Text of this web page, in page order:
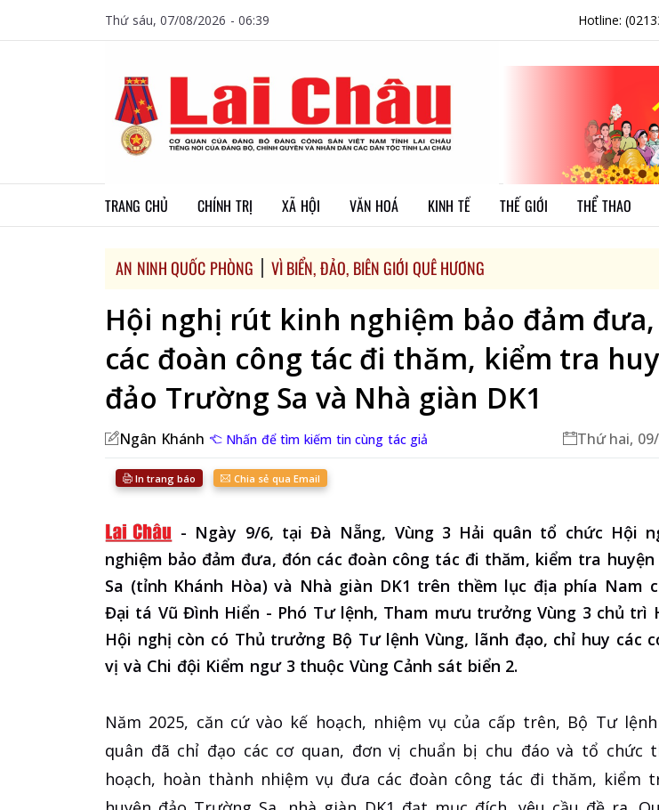
Thứ sáu, 07/08/2026 - 06:39 Hotline:
TRANG CHỦ CHÍNH TRỊ XÃ HỘI VĂN HOÁ KINH TẾ THẾ GIỚI THỂ THAO
AN NINH QUỐC PHÒNG VÌ BIỂN, ĐẢO, BIÊN GIỚI QUÊ HƯƠNG
Hội nghị rút kinh nghiệm bảo đảm
các đoàn công tác đi thăm, kiểm tra
đảo Trường Sa và Nhà giàn DK1
Ngân Khánh Nhấn để tìm kiếm tin cùng tác giả Thứ hai,
In trang báo Chia sẻ qua Email
- Ngày 9/6, tại Đà Nẵng, Vùng 3 Hải quân tổ chức Hội
nghiệm bảo đảm đưa, đón các đoàn công tác đi thăm, kiểm tra
Sa (tỉnh Khánh Hòa) và Nhà giàn DK1 trên thềm lục địa phía Nam
Đại tá Vũ Đình Hiển - Phó Tư lệnh, Tham mưu trưởng Vùng 3 chủ trì
Hội nghị còn có Thủ trưởng Bộ Tư lệnh Vùng, lãnh đạo, chỉ huy các
vị và Chi đội Kiểm ngư 3 thuộc Vùng Cảnh sát biển 2.
Năm 2025, căn cứ vào kế hoạch, nhiệm vụ của cấp trên, Bộ Tư
quân đã chỉ đạo các cơ quan, đơn vị chuẩn bị chu đáo và tổ chức
hoạch, hoàn thành nhiệm vụ đưa các đoàn công tác đi thăm, kiểm